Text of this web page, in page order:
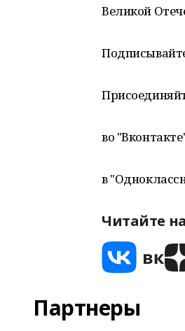
Великой
во
в
Читайте
Партнеры